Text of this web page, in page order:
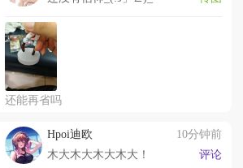
还能再省吗
Hpoi迪欧
10分钟前
木大木大木大木大！
评论